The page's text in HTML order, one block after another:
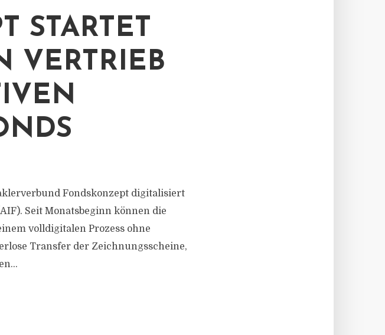
STARTET
VERTRIEB
Fondskonzept digitalisiert
Seit Monatsbeginn können die
volldigitalen Prozess ohne
Transfer der Zeichnungsscheine,